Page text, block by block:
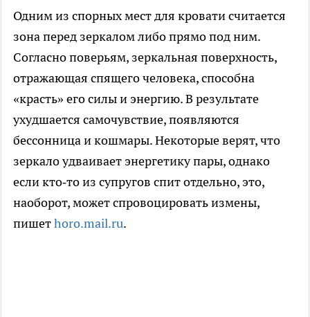
Одним из спорных мест для кровати считается
зона перед зеркалом либо прямо под ним.
Согласно поверьям, зеркальная поверхность,
отражающая спящего человека, способна
«красть» его силы и энергию. В результате
ухудшается самочувствие, появляются
бессонница и кошмары. Некоторые верят, что
зеркало удваивает энергетику пары, однако
если кто‑то из супругов спит отдельно, это,
наоборот, может спровоцировать измены,
пишетhoro.mail.ru.